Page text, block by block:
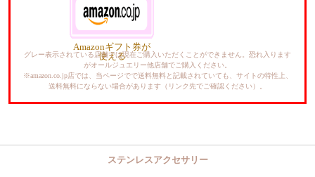
Amazonギフト券が
使える
グレー表示されている店舗では現在ご購入いただくことができません。恐れ入ります
がオールジュエリー他店舗でご購入ください。
※amazon.co.jp店では、当ページでで送料無料と記載されていても、サイトの特性上、
送料無料にならない場合があります（リンク先でご確認ください）。
ステンレスアクセサリー